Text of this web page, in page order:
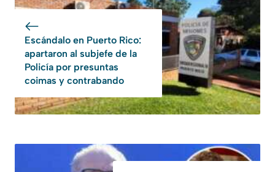
Escándalo en Puerto Rico:
apartaron al subjefe de la
Policía por presuntas
coimas y contrabando